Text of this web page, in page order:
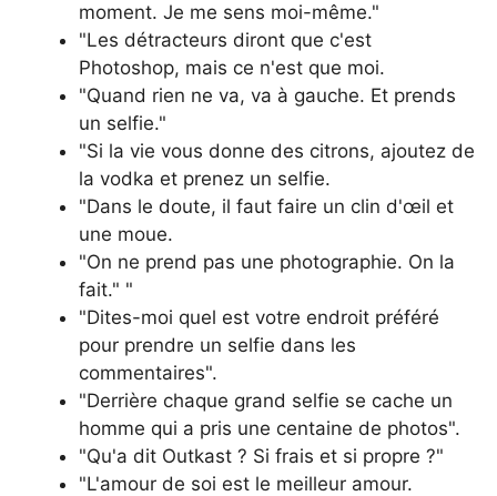
moment. Je me sens moi-même."
"Les détracteurs diront que c'est
Photoshop, mais ce n'est que moi.
"Quand rien ne va, va à gauche. Et prends
un selfie."
"Si la vie vous donne des citrons, ajoutez de
la vodka et prenez un selfie.
"Dans le doute, il faut faire un clin d'œil et
une moue.
"On ne prend pas une photographie. On la
fait." "
"Dites-moi quel est votre endroit préféré
pour prendre un selfie dans les
commentaires".
"Derrière chaque grand selfie se cache un
homme qui a pris une centaine de photos".
"Qu'a dit Outkast ? Si frais et si propre ?"
"L'amour de soi est le meilleur amour.